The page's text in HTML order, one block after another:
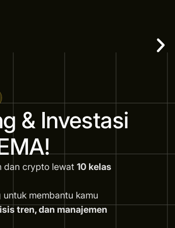
& Investasi
dan crypto lewat 10 kelas
untuk membantu kamu
tren, dan manajemen